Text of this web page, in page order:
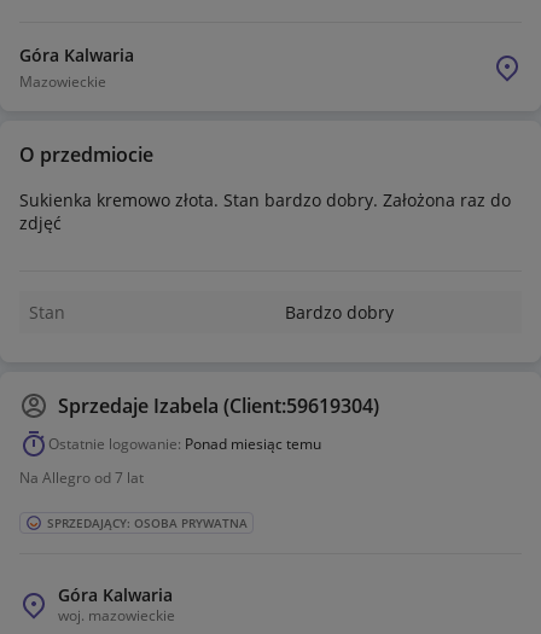
Góra Kalwaria
Mazowieckie
O przedmiocie
Sukienka kremowo złota. Stan bardzo dobry. Założona raz do
zdjęć
Stan Bardzo dobry
Sprzedaje Izabela (Client:59619304)
Ostatnie logowanie: Ponad miesiąc temu
Na Allegro od 7 lat
SPRZEDAJĄCY: OSOBA PRYWATNA
Góra Kalwaria
woj. mazowieckie